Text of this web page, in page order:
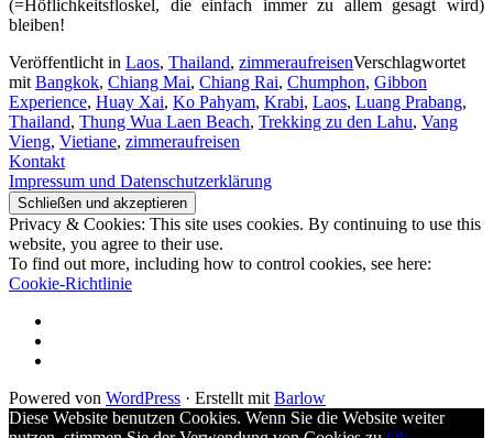
(=Höflichkeitsfloskel, die einfach immer zu allem gesagt wird)
bleiben!
Veröffentlicht in Laos, Thailand, zimmeraufreisenVerschlagwortet
mitBangkok, Chiang Mai, Chiang Rai, Chumphon, Gibbon
Experience, Huay Xai, Ko Pahyam, Krabi, Laos, Luang Prabang,
Thailand, Thung Wua Laen Beach, Trekking zu den Lahu, Vang
Vieng, Vietiane, zimmeraufreisen
Kontakt
Impressum und Datenschutzerklärung
Privacy & Cookies: This site uses cookies. By continuing to use this
website, you agree to their use.
To find out more, including how to control cookies, see here:
Cookie-Richtlinie
Powered von WordPress · Erstellt mitBarlow
Diese Website benutzen Cookies. Wenn Sie die Website weiter